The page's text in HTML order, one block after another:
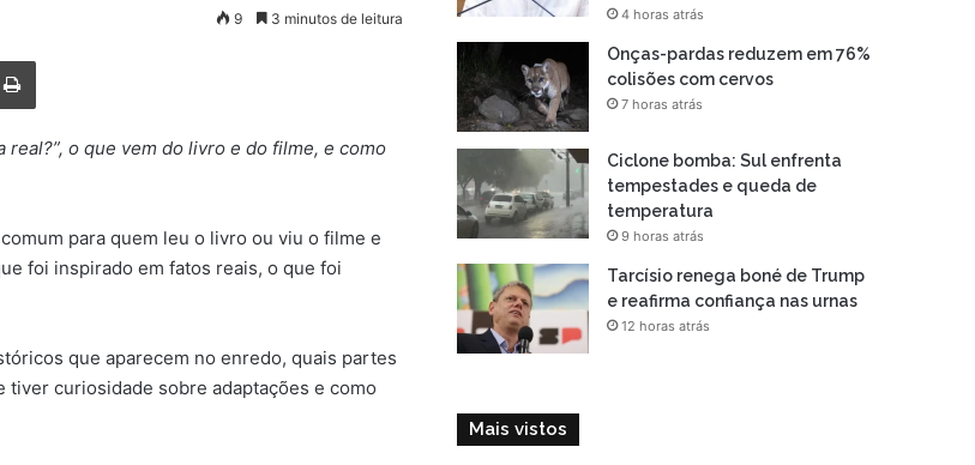
9 3 minutos de leitura
Imprimir
o que vem do livro e do filme, e como
para quem leu o livro ou viu o filme e
foi inspirado em fatos reais, o que foi
que aparecem no enredo, quais partes
tiver curiosidade sobre adaptações e como
4 horas atrás
Onças-pardas reduzem em 76%
colisões com cervos
7 horas atrás
Ciclone bomba: Sul enfrenta
tempestades e queda de
temperatura
9 horas atrás
Tarcísio renega boné de Trump
e reafirma confiança nas urnas
12 horas atrás
Mais vistos